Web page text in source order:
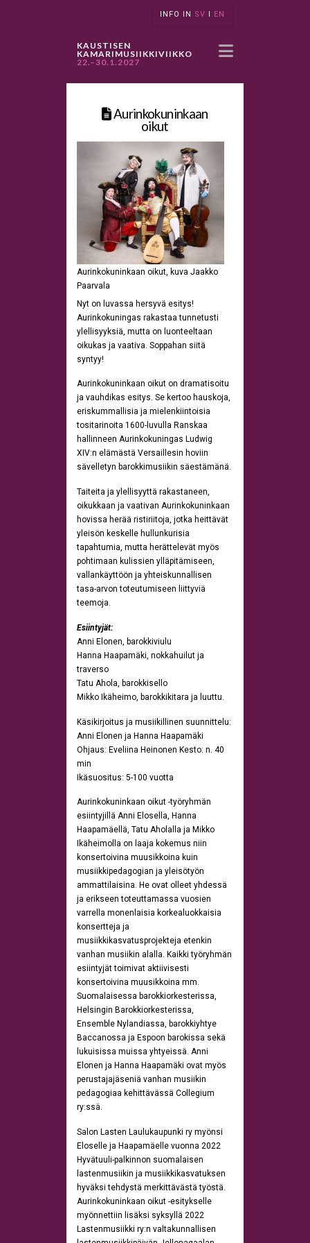
INFO IN SV I EN
KAUSTISEN
KAMARIMUSIIKKIVIIKKO
22.–30.1.2027
Aurinkokuninkaan
oikut
Aurinkokuninkaan oikut, kuva Jaakko
Paarvala
Nyt on luvassa hersyvä esitys!
Aurinkokuningas rakastaa tunnetusti
ylellisyyksiä, mutta on luonteeltaan
oikukas ja vaativa. Soppahan siitä
syntyy!
Aurinkokuninkaan oikut on dramatisoitu
ja vauhdikas esitys. Se kertoo hauskoja,
eriskummallisia ja mielenkiintoisia
tositarinoita 1600-luvulla Ranskaa
hallinneen Aurinkokuningas Ludwig
XIV:n elämästä Versaillesin hoviin
sävelletyn barokkimusiikin säestämänä.
Taiteita ja ylellisyyttä rakastaneen,
oikukkaan ja vaativan Aurinkokuninkaan
hovissa herää ristiriitoja, jotka heittävät
yleisön keskelle hullunkurisia
tapahtumia, mutta herättelevät myös
pohtimaan kulissien ylläpitämiseen,
vallankäyttöön ja yhteiskunnallisen
tasa-arvon toteutumiseen liittyviä
teemoja.
Esiintyjät:
Anni Elonen, barokkiviulu
Hanna Haapamäki, nokkahuilut ja
traverso
Tatu Ahola, barokkisello
Mikko Ikäheimo, barokkikitara ja luuttu.
Käsikirjoitus ja musiikillinen suunnittelu:
Anni Elonen ja Hanna Haapamäki
Ohjaus: Eveliina Heinonen Kesto: n. 40
min
Ikäsuositus: 5-100 vuotta
Aurinkokuninkaan oikut -työryhmän
esiintyjillä Anni Elosella, Hanna
Haapamäellä, Tatu Aholalla ja Mikko
Ikäheimolla on laaja kokemus niin
konsertoivina muusikkoina kuin
musiikkipedagogian ja yleisötyön
ammattilaisina. He ovat olleet yhdessä
ja erikseen toteuttamassa vuosien
varrella monenlaisia korkealuokkaisia
konsertteja ja
musiikkikasvatusprojekteja etenkin
vanhan musiikin alalla. Kaikki työryhmän
esiintyjät toimivat aktiivisesti
konsertoivina muusikkoina mm.
Suomalaisessa barokkiorkesterissa,
Helsingin Barokkiorkesterissa,
Ensemble Nylandiassa, barokkiyhtye
Baccanossa ja Espoon barokissa sekä
lukuisissa muissa yhtyeissä. Anni
Elonen ja Hanna Haapamäki ovat myös
perustajajäseniä vanhan musiikin
pedagogiaa kehittävässä Collegium
ry:ssä.
Salon Lasten Laulukaupunki ry myönsi
Eloselle ja Haapamäelle vuonna 2022
Hyvätuuli-palkinnon suomalaisen
lastenmusiikin ja musiikkikasvatuksen
hyväksi tehdystä merkittävästä työstä.
Aurinkokuninkaan oikut -esitykselle
myönnettiin lisäksi syksyllä 2022
Lastenmusiikki ry:n valtakunnallisen